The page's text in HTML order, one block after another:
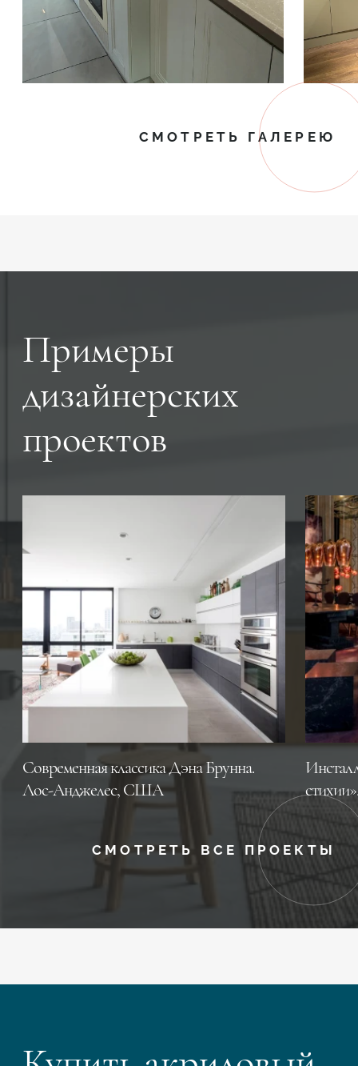
СМОТРЕТЬ ГАЛЕРЕЮ
Примеры
дизайнерских
проектов
Современная классика Дэна Брунна.
Лос-Анджелес, CША
СМОТРЕТЬ ВСЕ ПРОЕКТЫ